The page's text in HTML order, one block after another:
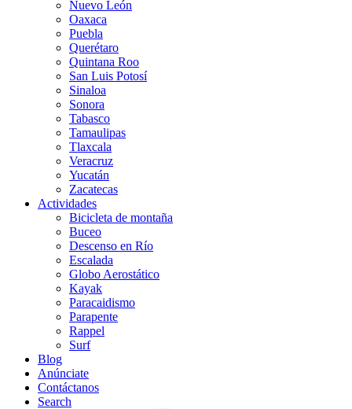
Nuevo León
Oaxaca
Puebla
Querétaro
Quintana Roo
San Luis Potosí
Sinaloa
Sonora
Tabasco
Tamaulipas
Tlaxcala
Veracruz
Yucatán
Zacatecas
Actividades
Bicicleta de montaña
Buceo
Descenso en Río
Escalada
Globo Aerostático
Kayak
Paracaidismo
Parapente
Rappel
Surf
Blog
Anúnciate
Contáctanos
Search